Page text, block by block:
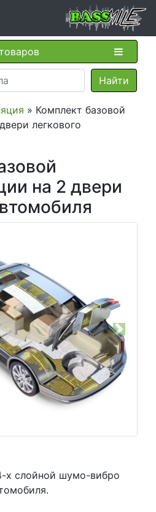
» Комплект базовой
легкового
на 2 двери
Next
х слойной шумо-вибро